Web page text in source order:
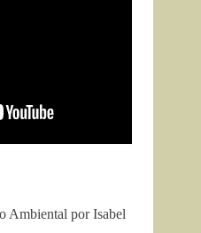
Ambiental por Isabel